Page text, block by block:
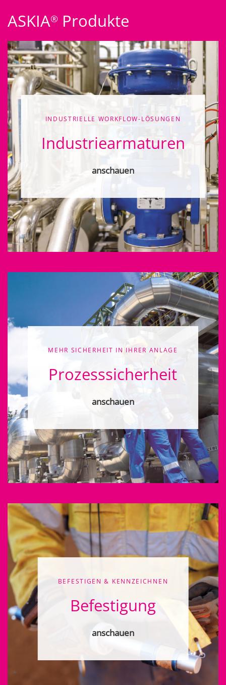
ASKIA® Produkte
INDUSTRIELLE WORKFLOW-LÖSUNGEN
Industrie­armaturen
anschauen
MEHR SICHERHEIT IN IHRER ANLAGE
Prozess­sicherheit
anschauen
BEFESTIGEN & KENNZEICHNEN
Befestigung
anschauen